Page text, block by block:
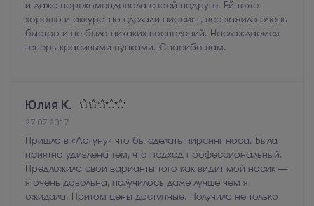
и даже порекомендовала своей подруге. Ей тоже
хорошо и аккуратно сделали пирсинг, все зажило очень
быстро и не было никаких воспалений. Наслаждаемся
теперь красивыми пупками. Спасибо вам.
Юлия К.
27.07.2017
Пришла в «Лагуну» что бы сделать пирсинг носа. Была
приятно удивлена тем, что подход профессиональный.
Предложила свои варианты того как видит мой носик —
я очень довольна, получилось даже лучше чем я
ожидала. Притом цены доступные. Получила не только